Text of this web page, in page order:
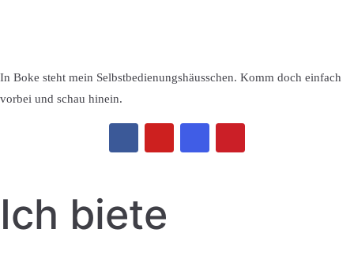
In Boke steht mein Selbstbedienungshäusschen. Komm doch einfach
vorbei und schau hinein.
Ich biete